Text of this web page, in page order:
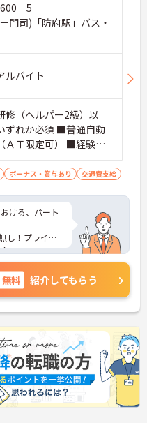
－5
門司)「防府駅」バス・
ルバイト
（ヘルパー2級）以
れか必須 ■普通自動
ＡＴ限定可） ■経験不
ボーナス・賞与あり 交通費支給
ける、パート
し！プライベ
など、さらに
ご相談くださ
無料 紹介してもらう